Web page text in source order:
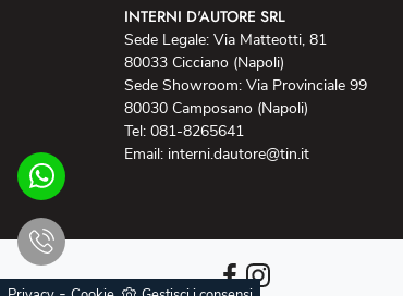
INTERNI D'AUTORE SRL
Sede Legale: Via Matteotti, 81
80033 Cicciano (Napoli)
Sede Showroom: Via Provinciale 99
80030 Camposano (Napoli)
Tel: 081-8265641
Email: interni.dautore@tin.it